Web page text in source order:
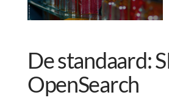
De standaard:
OpenSearch